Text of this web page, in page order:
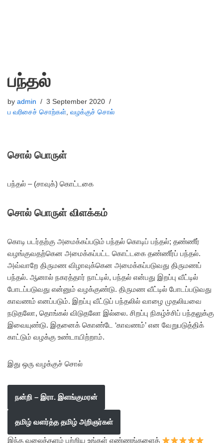
பந்தல்
by admin
3 September 2020
ப வரிசைச் சொற்கள், வழக்குச் சொல்
சொல் பொருள்
பந்தல் – (சாவுக்) கொட்டகை
சொல் பொருள் விளக்கம்
கொடி படர்தற்கு அமைக்கப்படும் பந்தல் கொடிப் பந்தல்; தண்ணீர்
வழங்குவதற்கென அமைக்கப்பட்ட கொட்டகை தண்ணீர்ப் பந்தல்.
அவ்வாறே திருமண விழாவுக்கென அமைக்கப்படுவது திருமணப்
பந்தல். ஆனால் நகரத்தார் நாட்டில், பந்தல் என்பது இறப்பு வீட்டில்
போடப்படுவது என்னும் வழக்குண்டு. திருமண வீட்டில் போடப்படுவது
காவணம் எனப்படும். இறப்பு வீட்டுப் பந்தலில் வாழை முதலியவை
நடுதலோ, தொங்கல் விடுதலோ இல்லை. சிறப்பு நிகழ்ச்சிப் பந்தலுக்கு
இவையுண்டு. இதனைக் கொண்டே ‘காவணம்’ என வேறுபடுத்திக்
காட்டும் வழக்கு உண்டாயிற்றாம்.
இது ஒரு வழக்குச் சொல்
நன்றி – இரா. இளங்குமரன்
தமிழ் வளர்த்த தமிழ் அறிஞர்கள்
இந்த வலைத்தளம் பற்றிய உங்கள் எண்ணங்களைத்